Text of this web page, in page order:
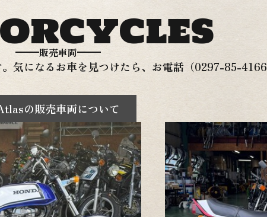
販売車両
気になるお車を見つけたら、お電話（0297-85-4166
の販売車両について